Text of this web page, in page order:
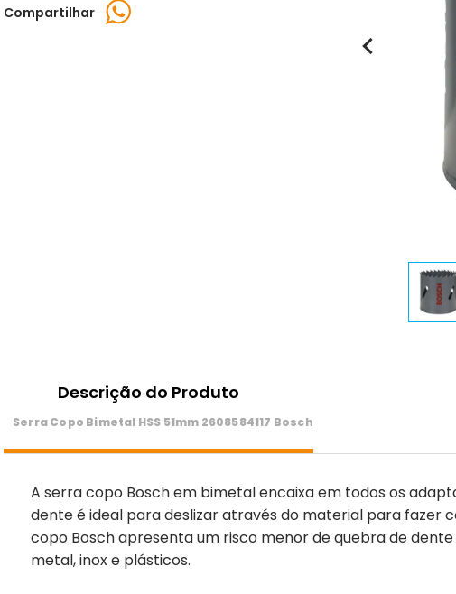
Compartilhar
Descrição do Produto
Serra Copo Bimetal HSS 51mm 2608584117 Bosch
A serra copo Bosch em bimetal encaixa em todos os
dente é ideal para deslizar através do material para fazer
copo Bosch apresenta um risco menor de quebra de
metal, inox e plásticos.